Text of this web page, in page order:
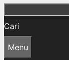
Cari
Menu